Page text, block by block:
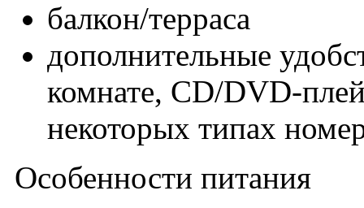
балкон/терраса
дополнительные
комнате, CD/DVD-
некоторых типах
Особенности питания